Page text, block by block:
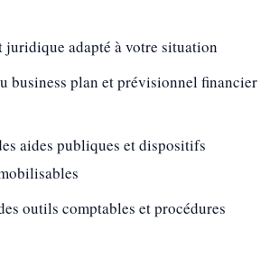
juridique adapté à votre situation
business plan et prévisionnel financier
aides publiques et dispositifs
outils comptables et procédures